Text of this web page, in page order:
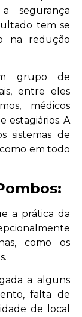
segurança
tem se
na redução
grupo de
entre eles
médicos
estagiários. A
sistemas de
em todo
a prática da
como os
a alguns
falta de
de local